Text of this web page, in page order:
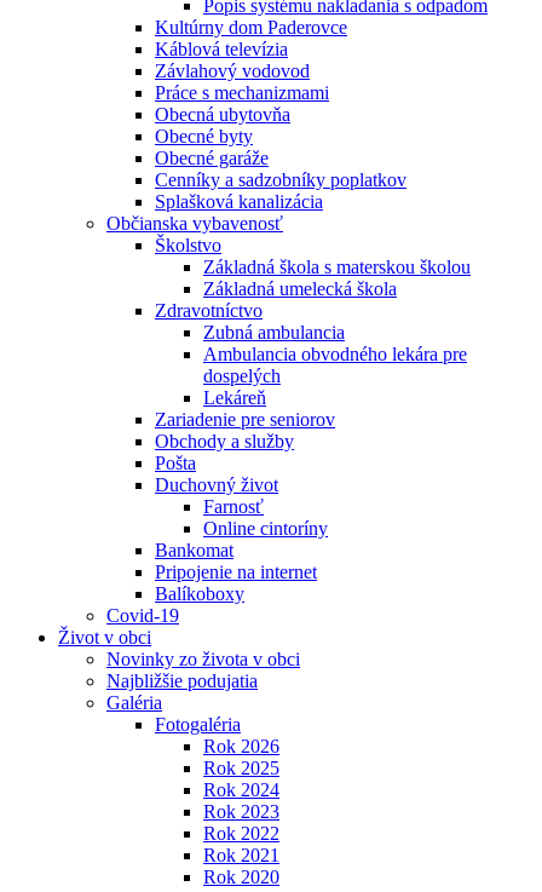
Popis systému nakladania s odpadom
Kultúrny dom Paderovce
Káblová televízia
Závlahový vodovod
Práce s mechanizmami
Obecná ubytovňa
Obecné byty
Obecné garáže
Cenníky a sadzobníky poplatkov
Splašková kanalizácia
Občianska vybavenosť
Školstvo
Základná škola s materskou školou
Základná umelecká škola
Zdravotníctvo
Zubná ambulancia
Ambulancia obvodného lekára pre
dospelých
Lekáreň
Zariadenie pre seniorov
Obchody a služby
Pošta
Duchovný život
Farnosť
Online cintoríny
Bankomat
Pripojenie na internet
Balíkoboxy
Covid-19
Život v obci
Novinky zo života v obci
Najbližšie podujatia
Galéria
Fotogaléria
Rok 2026
Rok 2025
Rok 2024
Rok 2023
Rok 2022
Rok 2021
Rok 2020